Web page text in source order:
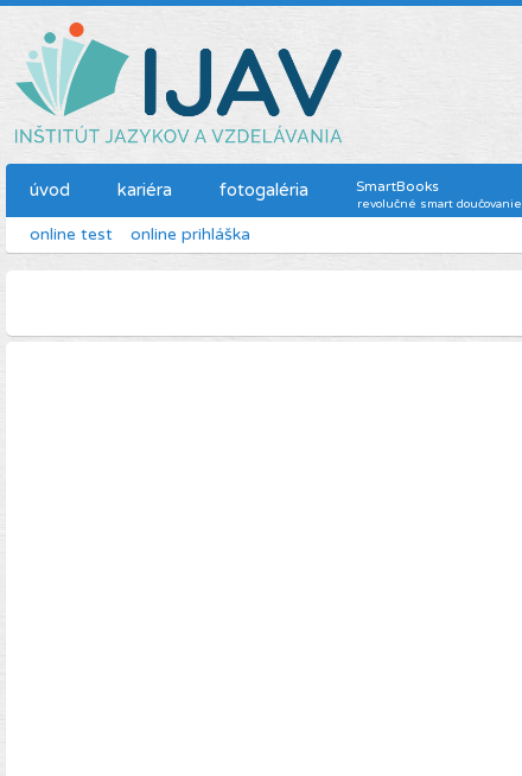
úvod kariéra fotogaléria SmartBooks
revolučné smart doučovanie
online test online prihláška